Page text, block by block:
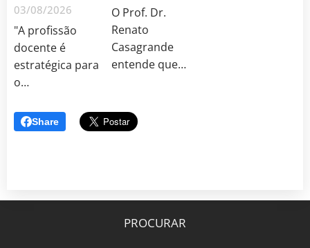
03/08/2026
"A profissão
docente é
estratégica para
o
do país. Países
que avançam
competitividade
O Prof. Dr.
Renato
Casagrande
entende que
educacional
será melhor do
desenvolver e
valorizar"
Share
PROCURAR